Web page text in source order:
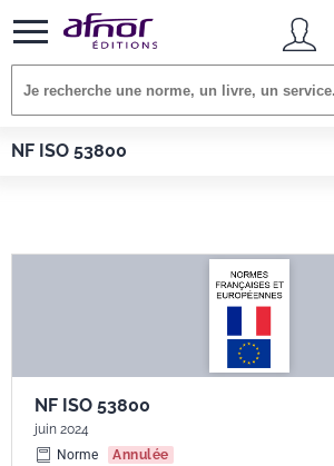
NF ISO 53800
Afnor EDITIONS Normes
NF ISO 53800
juin 2024
Norme
Annulée